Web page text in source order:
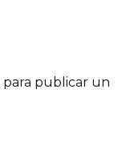
para publicar un